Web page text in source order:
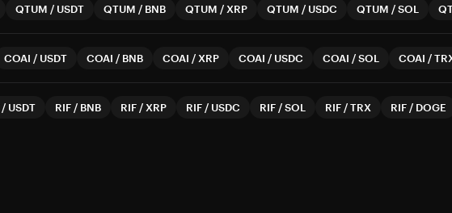
QTUM / USDT QTUM / BNB QTUM / XRP QTUM / USDC QTUM /SOL
COAI / USDT COAI / BNB COAI / XRP COAI / USDC COAI /SOL COAI /
/ USDT RIF / BNB RIF / XRP RIF / USDC RIF /SOL RIF /TRX RIF / DOGE